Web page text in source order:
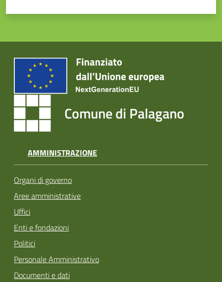
Comune di Palagano
AMMINISTRAZIONE
Organi di governo
Aree amministrative
Uffici
Enti e fondazioni
Politici
Personale Amministrativo
Documenti e dati